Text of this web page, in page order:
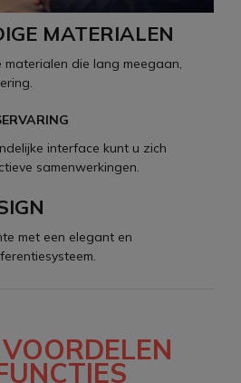
MATERIALEN
die lang meegaan,
interface kunt u zich
samenwerkingen.
met een elegant en
VOORDELEN